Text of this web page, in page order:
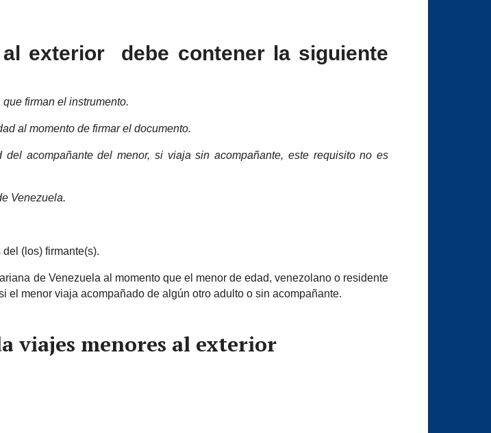
exterior debe contener la siguiente
firman el instrumento.
al momento de firmar el documento.
acompañante del menor, si viaja sin acompañante, este requisito no es
Venezuela.
(los) firmante(s).
de Venezuela al momento que el menor de edad, venezolano o residente
el menor viaja acompañado de algún otro adulto o sin acompañante.
viajes menores al exterior